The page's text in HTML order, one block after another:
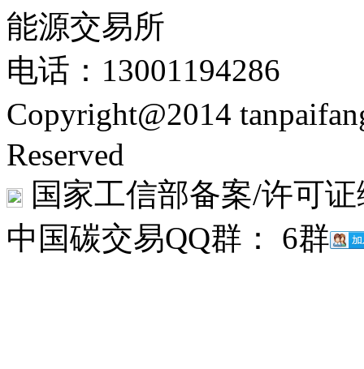
能源交易所
电话：13001194286
Copyright@2014
Reserved
国家工信部备案/许可
中国碳交易QQ群： 6群